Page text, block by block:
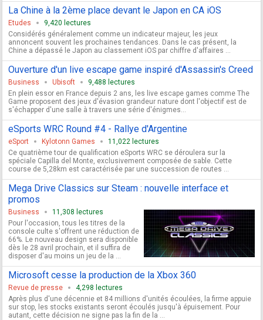
La Chine à la 2ème place devant le Japon en CA iOS
Etudes
9,420 lectures
Considérés généralement comme un indicateur majeur, les jeux
annoncent souvent les prochaines tendances. Dans le cas présent, la
Chine a dépassé le Japon au classement iOS par chiffre d'affaires ...
Ouverture d'un live escape game inspiré d'Assassin's Creed
Business Ubisoft
9,488 lectures
En plein essor en France depuis 2 ans, les live escape games comme The
Game proposent des jeux d'évasion grandeur nature dont l'objectif est de
s'échapper d'une salle à travers une série d'énigmes...
eSports WRC Round #4 - Rallye d'Argentine
eSport Kylotonn Games
11,022 lectures
Ce quatrième tour de qualification eSports WRC se déroulera sur la
spéciale Capilla del Monte, exclusivement composée de sable. Cette
course de 5,28km est caractérisée par une succession de routes ...
Mega Drive Classics sur Steam : nouvelle interface et
promos
Business
11,308 lectures
Pour l'occasion, tous les titres de la
console culte s'offrent une réduction de
66%. Le nouveau design sera disponible
dès le 28 avril prochain, et il suffira de
disposer d'au moins un jeu de la ...
Microsoft cesse la production de la Xbox 360
Revue de presse
4,298 lectures
Après plus d'une décennie et 84 millions d'unités écoulées, la firme appuie
sur stop, les stocks existants seront écoulés jusqu'à épuisement. Pour
autant, cette décision ne signe pas la fin de la ...